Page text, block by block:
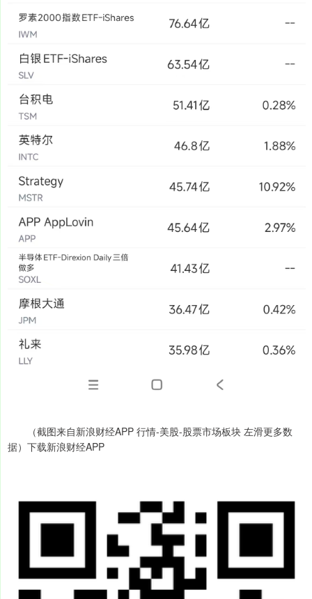
（截图来自新浪财经APP 行情-美股-股票市场板块 左滑更多数
据）下载新浪财经APP